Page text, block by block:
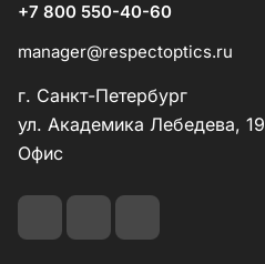
+7 800 550-40-60
manager@respectoptics.ru
г. Санкт-Петербург
ул. Академика Лебедева, 19
Офис